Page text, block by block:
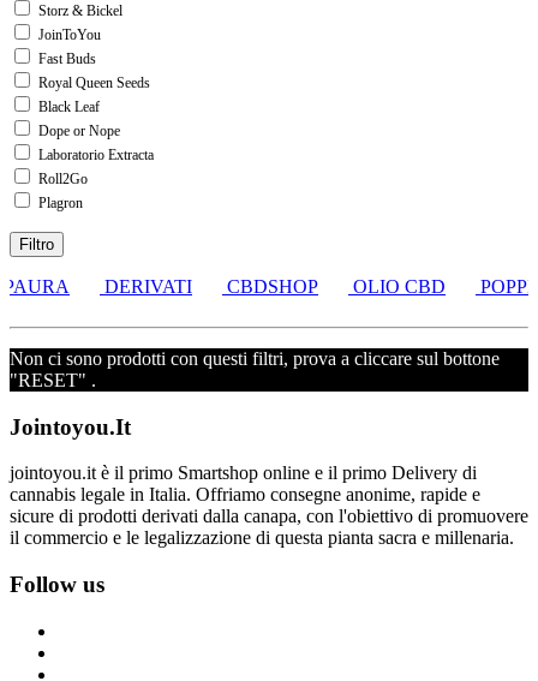
Storz & Bickel
JoinToYou
Fast Buds
Royal Queen Seeds
Black Leaf
Dope or Nope
Laboratorio Extracta
Roll2Go
Plagron
Filtro
DERIVATI CBDSHOP OLIO CBD
Non ci sono prodotti con questi filtri, prova a cliccare sul bottone
"RESET" .
Jointoyou.It
jointoyou.it è il primo Smartshop online e il primo Delivery di
cannabis legale in Italia. Offriamo consegne anonime, rapide e
sicure di prodotti derivati dalla canapa, con l'obiettivo di promuovere
il commercio e le legalizzazione di questa pianta sacra e millenaria.
Follow us